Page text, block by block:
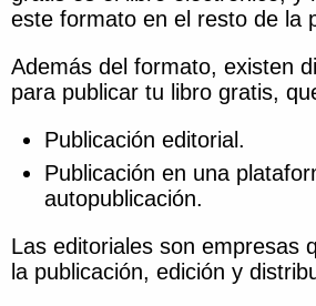
este formato en el resto de la
Además del formato, existen
para publicar tu libro gratis,
Publicación editorial.
Publicación en una
autopublicación.
Las editoriales son empresas
la publicación, edición y